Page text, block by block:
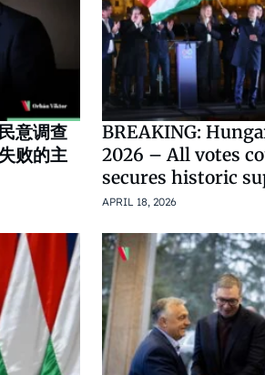
意调查
败的主
BREAKING:
2026 – All votes
secures historic
APRIL 18, 2026